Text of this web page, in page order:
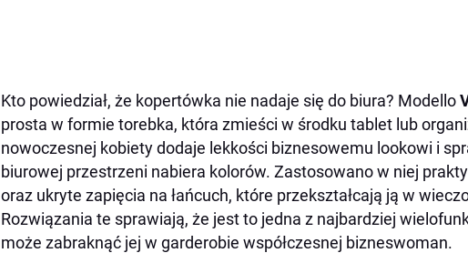
Kto powiedział, że kopertówka nie nadaje się do biura? Modello
prosta w formie torebka, która zmieści w środku tablet lub
nowoczesnej kobiety dodaje lekkości biznesowemu lookowi i
biurowej przestrzeni nabiera kolorów. Zastosowano w niej
oraz ukryte zapięcia na łańcuch, które przekształcają ją w
Rozwiązania te sprawiają, że jest to jedna z najbardziej
może zabraknąć jej w garderobie współczesnej bizneswoman.